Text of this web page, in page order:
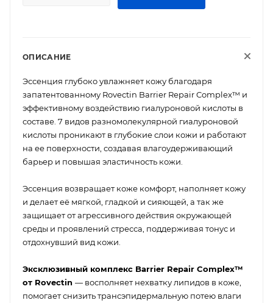
ОПИСАНИЕ
Эссенция глубоко увлажняет кожу благодаря
запатентованному Rovectin Barrier Repair Complex™ и
эффективному воздействию гиалуроновой кислоты в
составе. 7 видов разномолекулярной гиалуроновой
кислоты проникают в глубокие слои кожи и работают
на ее поверхности, создавая влагоудерживающий
барьер и повышая эластичность кожи.
Эссенция возвращает коже комфорт, наполняет кожу
и делает её мягкой, гладкой и сияющей, а так же
защищает от агрессивного действия окружающей
среды и проявлений стресса, поддерживая тонус и
отдохнувший вид кожи.
Эксклюзивный комплекс Barrier Repair Complex™
от Rovectin — восполняет нехватку липидов в коже,
помогает снизить трансэпидермальную потею влаги